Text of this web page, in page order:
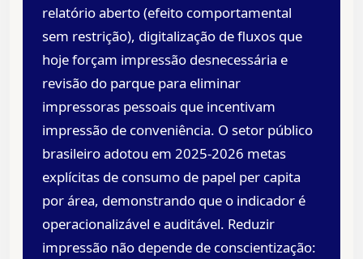
relatório aberto (efeito comportamental
sem restrição), digitalização de fluxos que
hoje forçam impressão desnecessária e
revisão do parque para eliminar
impressoras pessoais que incentivam
impressão de conveniência. O setor público
brasileiro adotou em 2025-2026 metas
explícitas de consumo de papel per capita
por área, demonstrando que o indicador é
operacionalizável e auditável. Reduzir
impressão não depende de conscientização: